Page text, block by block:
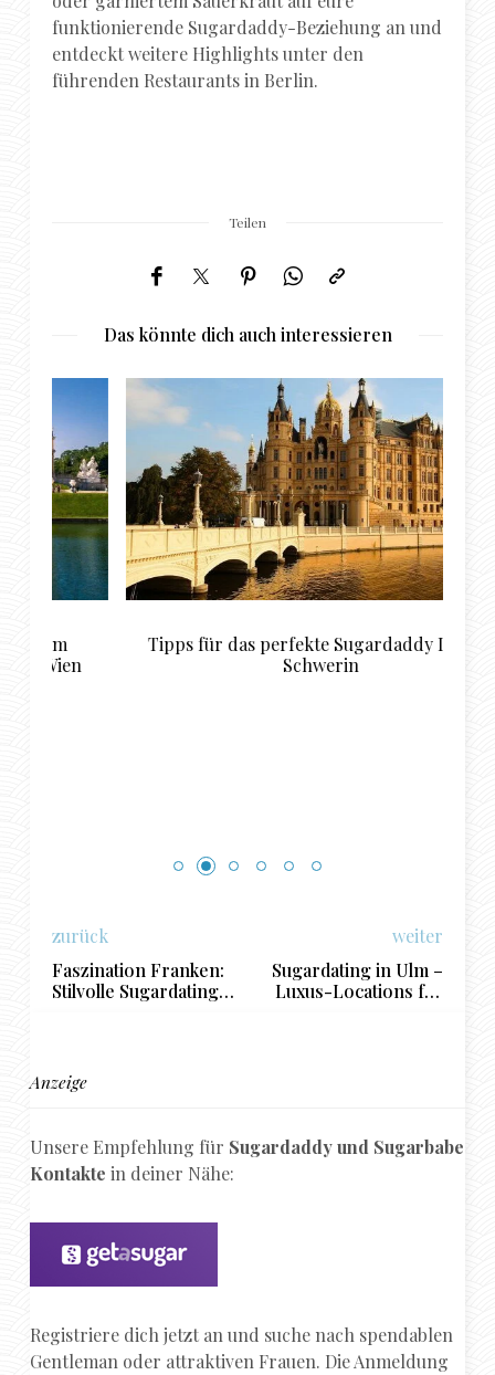
funktionierende Sugardaddy-Beziehung an und
entdeckt weitere Highlights unter den
führenden Restaurants in Berlin.
Teilen
Das könnte dich auch interessieren
Tipps für das perfekte Sugardaddy Date in
Schwerin
zurück
Faszination Franken:
Stilvolle Sugardating-
weiter
Sugardating in Ulm –
Luxus-Locations für
Anzeige
Unsere Empfehlung für Sugardaddy und Sugarbabe
Kontakte in deiner Nähe:
Registriere dich jetzt an und suche nach spendablen
Gentleman oder attraktiven Frauen. Die Anmeldung